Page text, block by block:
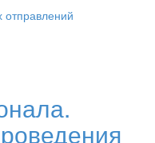
отправлений